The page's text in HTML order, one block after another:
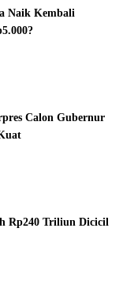
Naik Kembali
Calon Gubernur
Rp240 Triliun Dicicil